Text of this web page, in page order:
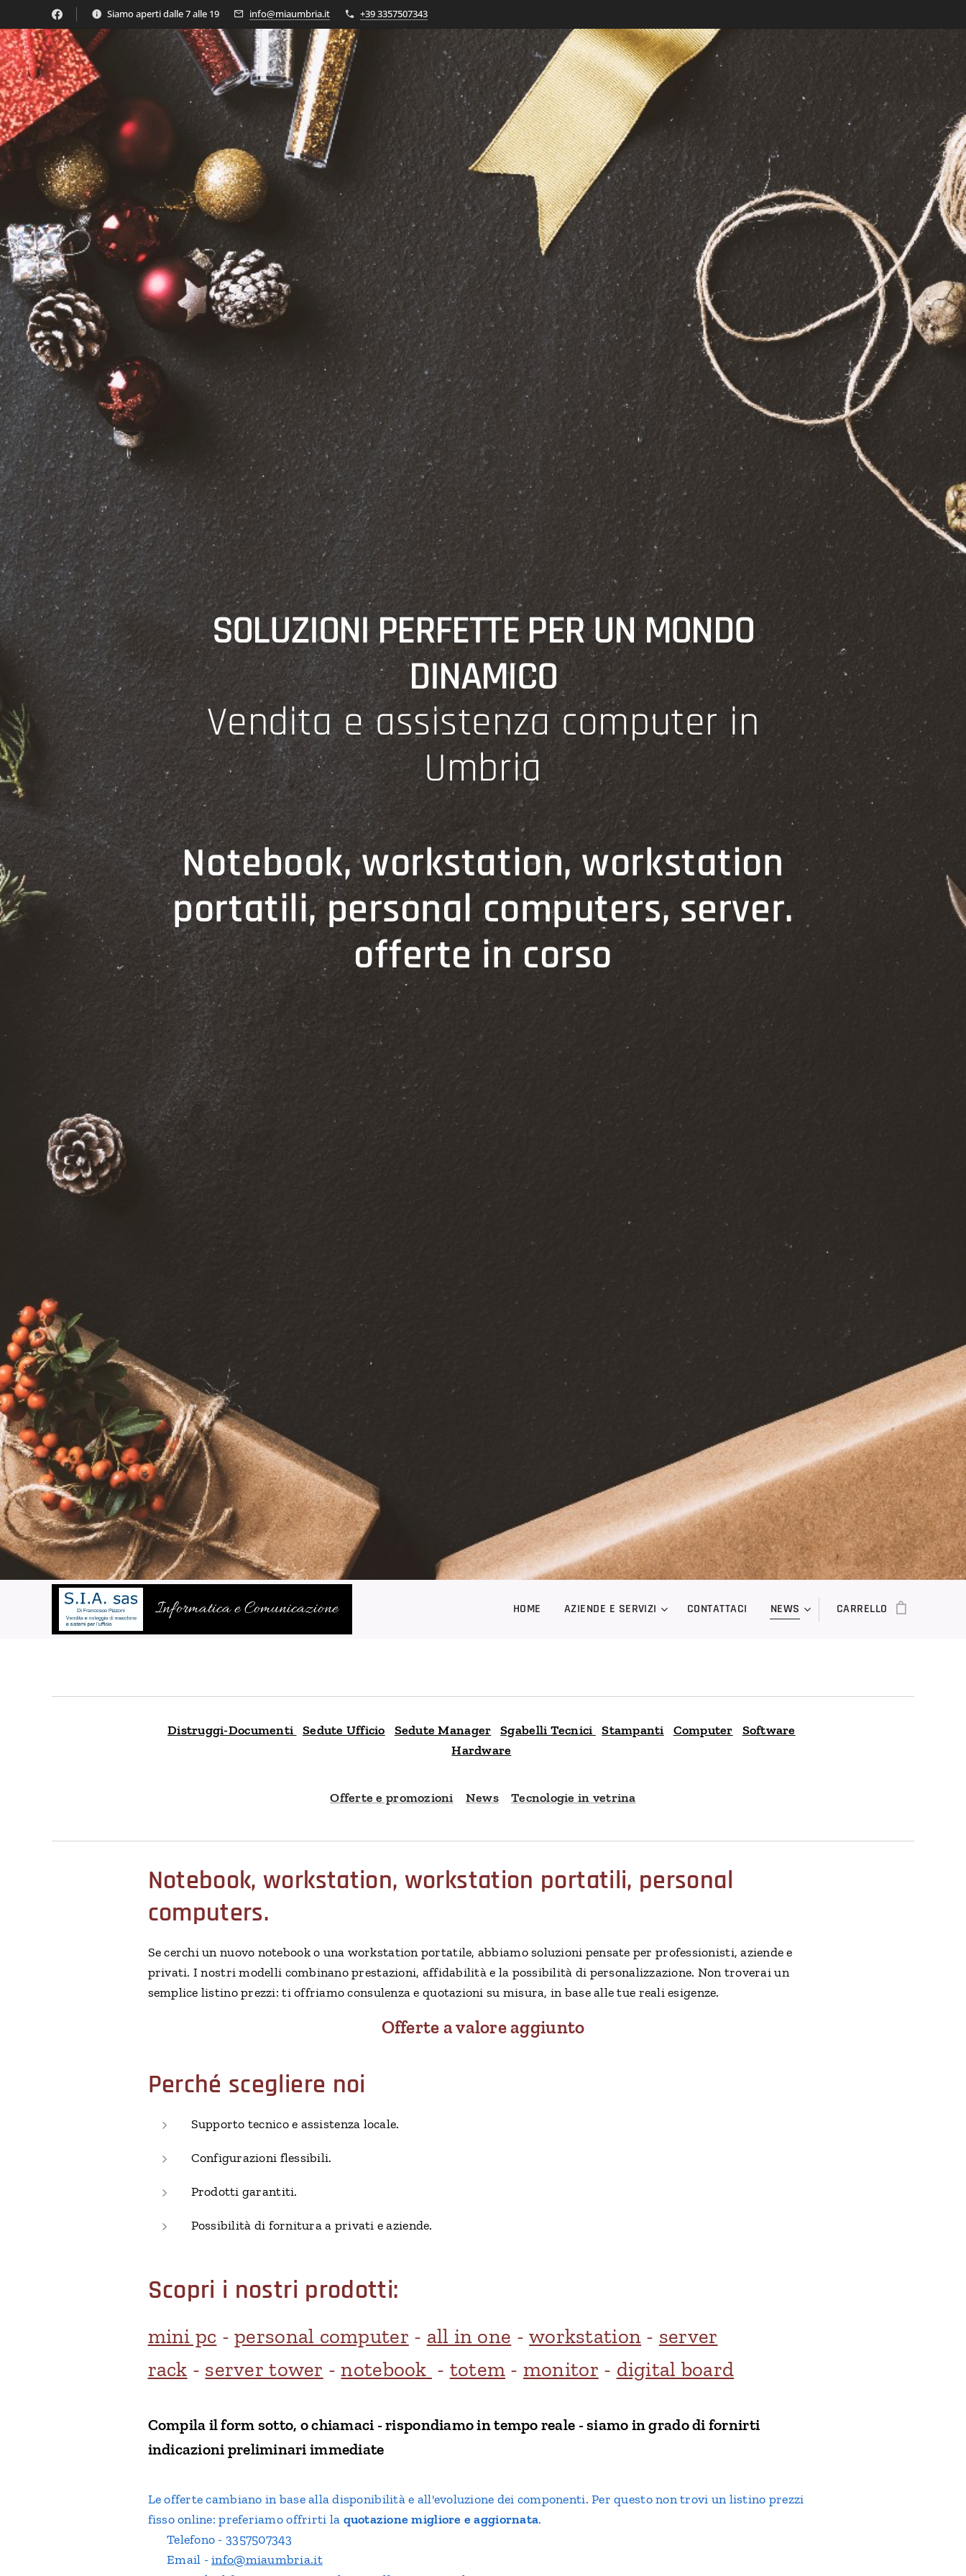
Siamo aperti dalle 7 alle 19 info@miaumbria.it +39 3357507343
Informatica e Comunicazione HOME AZIENDE E SERVIZI CONTATTACI NEWS CARRELLO
SOLUZIONI PERFETTE PER UN MONDO
DINAMICO
Vendita e assistenza computer in
Umbria
Notebook, workstation, workstation
portatili, personal computers, server.
offerte in corso
Distruggi-Documenti Sedute Ufficio Sedute Manager Sgabelli Tecnici Stampanti Computer
Software
Hardware
Offerte e promozioni News Tecnologie in vetrina
Notebook, workstation, workstation portatili, personal
computers.
Se cerchi un nuovo notebook o una workstation portatile, abbiamo soluzioni pensate per professionisti, aziende e
privati. I nostri modelli combinano prestazioni, affidabilità e la possibilità di personalizzazione. Non troverai un
semplice listino prezzi: ti offriamo consulenza e quotazioni su misura, in base alle tue reali esigenze.
Offerte a valore aggiunto
Perché scegliere noi
Supporto tecnico e assistenza locale.
Configurazioni flessibili.
Prodotti garantiti.
Possibilità di fornitura a privati e aziende.
Scopri i nostri prodotti:
mini pc -personal computer - all in one -workstation - server
rack - server tower -notebook - totem - monitor - digital board
Compila il form sotto, o chiamaci - rispondiamo in tempo reale - siamo in grado di fornirti
indicazioni preliminari immediate
Le offerte cambiano in base alla disponibilità e all'evoluzione dei componenti. Per questo non trovi un listino prezzi
fisso online: preferiamo offrirti la quotazione migliore e aggiornata.
📞 Telefono - 3357507343
📧 Email -info@miaumbria.it